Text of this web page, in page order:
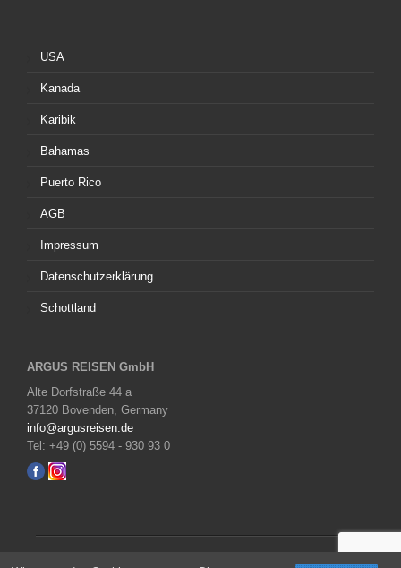
USA
Kanada
Karibik
Bahamas
Puerto Rico
AGB
Impressum
Datenschutzerklärung
Schottland
ARGUS REISEN GmbH
Alte Dorfstraße 44 a
37120 Bovenden, Germany
info@argusreisen.de
Tel: +49 (0) 5594 - 930 93 0
Copyright © 2026 All Right Reserved, ARGUS REISEN